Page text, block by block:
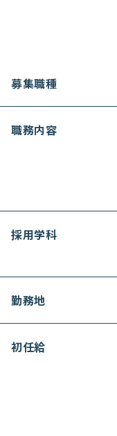
募集職種
職務内容
採用学科
勤務地
初任給